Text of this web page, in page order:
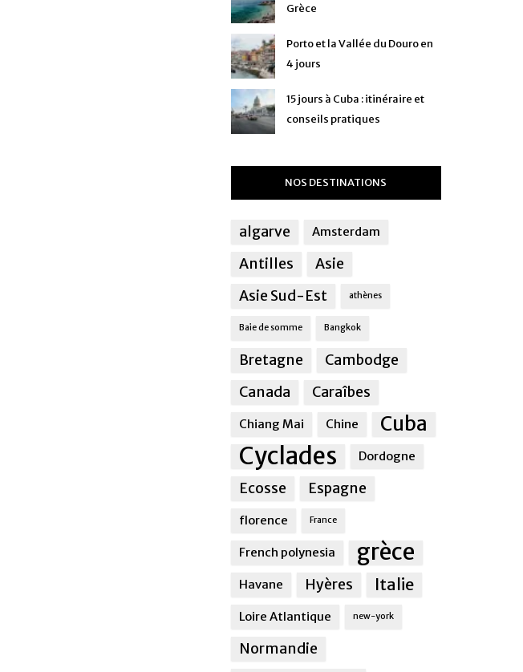
Grèce
Porto et la Vallée du Douro en
4 jours
15 jours à Cuba : itinéraire et
conseils pratiques
NOS DESTINATIONS
algarve Amsterdam
Antilles
Asie
Asie Sud-Est
athènes
Baie de somme Bangkok
Bretagne
Cambodge
Canada
Caraîbes
Chiang Mai Chine Cuba
Cyclades Dordogne
Ecosse Espagne
florence France
French polynesia grèce
Havane Hyères Italie
Loire Atlantique new-york
Normandie